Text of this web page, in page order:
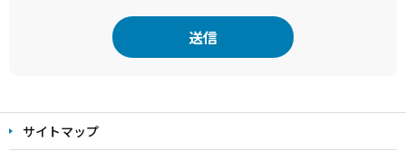
文
こ サイトマップ